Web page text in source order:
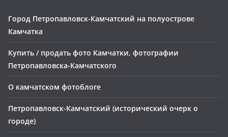
Город Петропавловск-Камчатский на полуострове
Камчатка
Купить / продать фото Камчатки, фотографии
Петропавловска-Камчатского
О камчатском фотоблоге
Петропавловск-Камчатский (исторический очерк о
городе)